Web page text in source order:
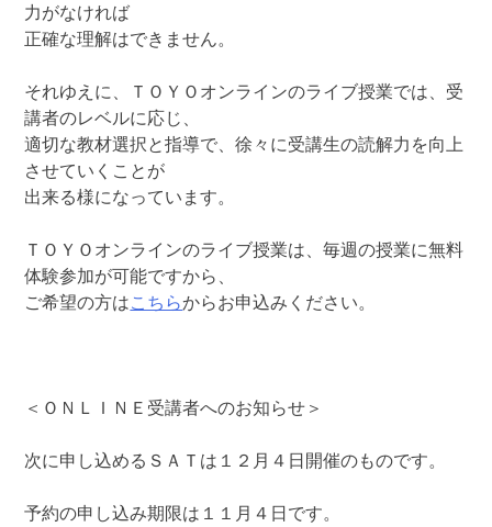
力がなければ
正確な理解はできません。
それゆえに、ＴＯＹＯオンラインのライブ授業では、受
講者のレベルに応じ、
適切な教材選択と指導で、徐々に受講生の読解力を向上
させていくことが
出来る様になっています。
ＴＯＹＯオンラインのライブ授業は、毎週の授業に無料
体験参加が可能ですから、
ご希望の方はこちらからお申込みください。
＜ＯＮＬＩＮＥ受講者へのお知らせ＞
次に申し込めるＳＡＴは１２月４日開催のものです。
予約の申し込み期限は１１月４日です。